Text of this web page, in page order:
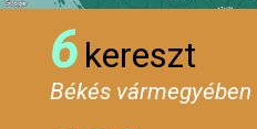
6 kereszt
Békés vármegyében